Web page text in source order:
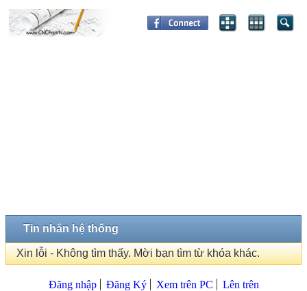
Tin nhắn hệ thống
Xin lỗi - Không tìm thấy. Mời bạn tìm từ khóa khác.
Đăng nhập Đăng Ký Xem trên PC Lên trên